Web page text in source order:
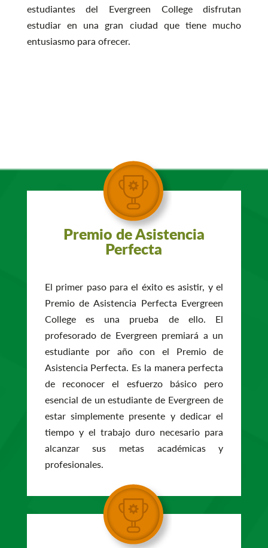
estudiantes del Evergreen College disfrutan
estudiar en una gran ciudad que tiene mucho
entusiasmo para ofrecer.
Premio de Asistencia
Perfecta
El primer paso para el éxito es asistir, y el
Premio de Asistencia Perfecta Evergreen
College es una prueba de ello. El
profesorado de Evergreen premiará a un
estudiante por año con el Premio de
Asistencia Perfecta. Es la manera perfecta
de reconocer el esfuerzo básico pero
esencial de un estudiante de Evergreen de
estar simplemente presente y dedicar el
tiempo y el trabajo duro necesario para
alcanzar sus metas académicas y
profesionales.